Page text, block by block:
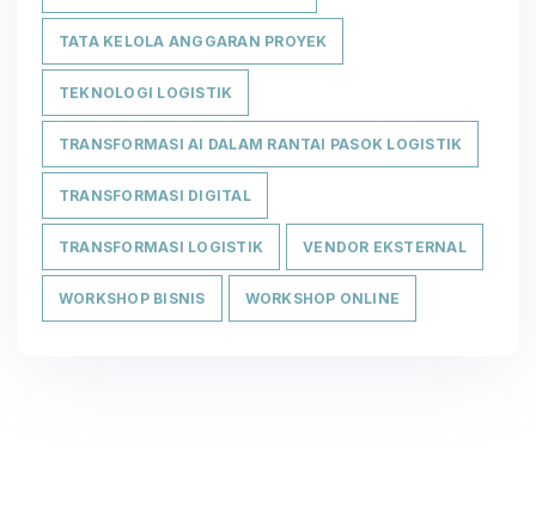
TATA KELOLA ANGGARAN PROYEK
TEKNOLOGI LOGISTIK
TRANSFORMASI AI DALAM RANTAI PASOK LOGISTIK
TRANSFORMASI DIGITAL
TRANSFORMASI LOGISTIK VENDOR EKSTERNAL
WORKSHOP BISNIS WORKSHOP ONLINE